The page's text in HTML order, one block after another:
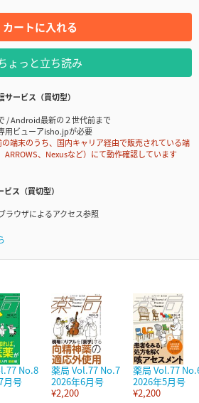
カートに入れる
ょっと立ち読み
ービス（買切型）
/ Android最新の２世代前まで
用ビューアisho.jpが必要
端末のうち、国内キャリア経由で販売されている端
ARROWS、Nexusなど）にて動作確認しています
ス（買切型）
ラウザによるアクセス参照
No.8
月号
薬局 Vol.77 No.7
2026年6月号
¥2,200
薬局 Vol.77
2026年5月号
¥2,200